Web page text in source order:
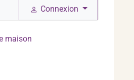
Connexion
maison